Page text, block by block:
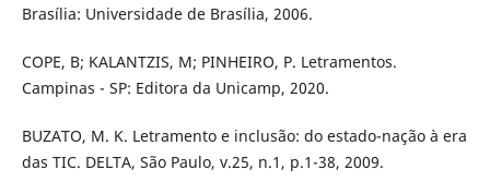
Brasília: Universidade de Brasília, 2006.
COPE, B; KALANTZIS, M; PINHEIRO, P. Letramentos.
Campinas - SP: Editora da Unicamp, 2020.
BUZATO, M. K. Letramento e inclusão: do estado-nação à era
das TIC. DELTA, São Paulo, v.25, n.1, p.1-38, 2009.